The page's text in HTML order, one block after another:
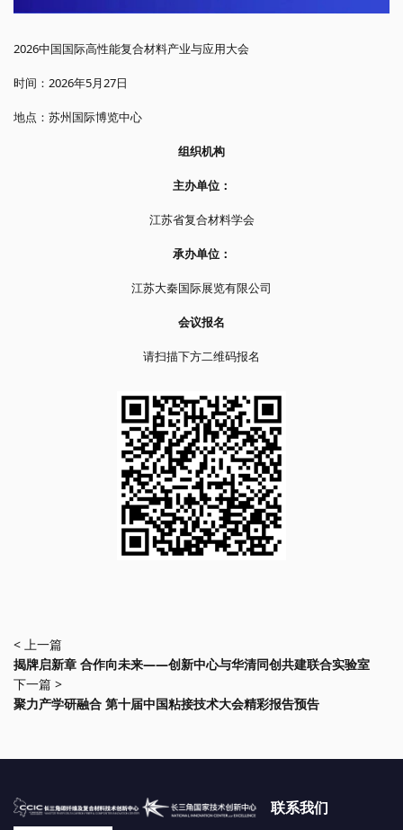
2026中国国际高性能复合材料产业与应用大会
时间：2026年5月27日
地点：苏州国际博览中心
组织机构
主办单位：
江苏省复合材料学会
承办单位：
江苏大秦国际展览有限公司
会议报名
请扫描下方二维码报名
< 上一篇
揭牌启新章 合作向未来——创新中心与华清同创共建联合实验室
下一篇 >
聚力产学研融合 第十届中国粘接技术大会精彩报告预告
联系我们